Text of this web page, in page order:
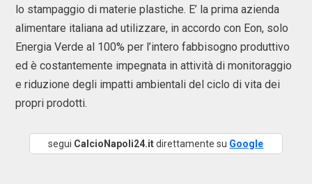
lo stampaggio di materie plastiche. E’ la prima azienda
alimentare italiana ad utilizzare, in accordo con Eon, solo
Energia Verde al 100% per l’intero fabbisogno produttivo
ed è costantemente impegnata in attività di monitoraggio
e riduzione degli impatti ambientali del ciclo di vita dei
propri prodotti.
segui CalcioNapoli24.itdirettamente su Google